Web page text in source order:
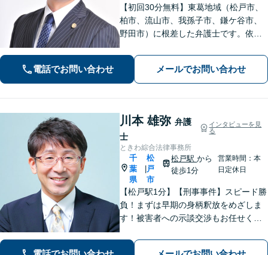
【初回30分無料】東葛地域（松戸市、
柏市、流山市、我孫子市、鎌ケ谷市、
野田市）に根差した弁護士です。依頼
の解決に当たります。離婚・交通事
故・債務整理をはじめとする諸問題に
お困りの際はまずはご相談下さい。
電話でお問い合わせ メールでお問い合わせ
川本 雄弥 弁護
士
インタビューを見
る
ときわ綜合法律事務所
千
葉
県
松
戸
市
松戸駅から
徒歩1分
営業時間：本
日定休日
【松戸駅1分】【刑事事件】スピード勝
負！まずは早期の身柄釈放をめざしま
す！被害者への示談交渉もお任せくだ
も」で悩んでいませんか？証拠の集め